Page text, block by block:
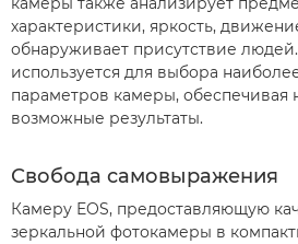
характеристики, яркость,
обнаруживает присутствие
используется для выбора
параметров камеры, обеспечивая
возможные результаты.
Свобода самовыражения
Камеру EOS, предоставляющую
зеркальной фотокамеры в